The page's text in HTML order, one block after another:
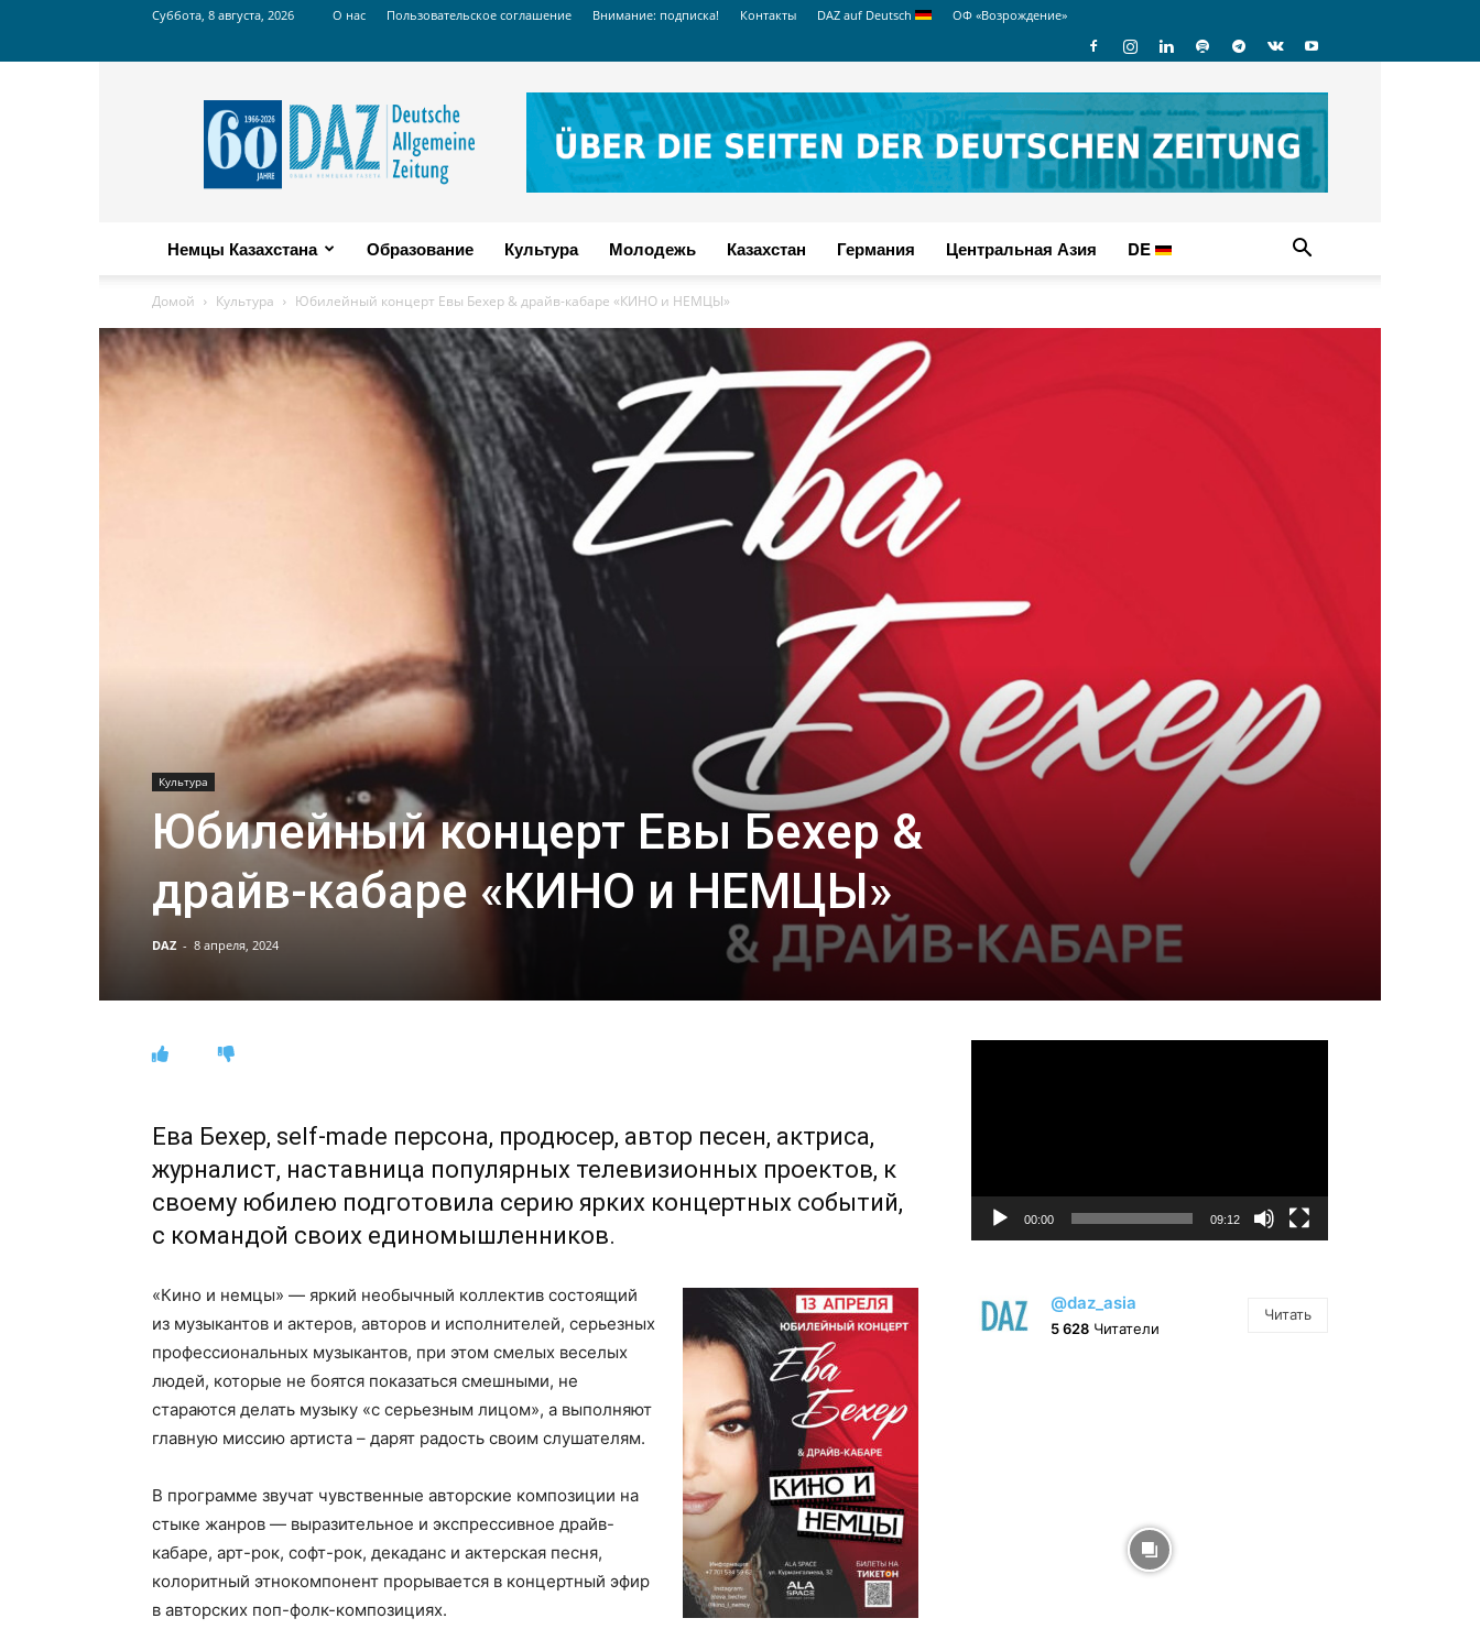
Суббота, 8 августа, 2026 О нас Пользовательское соглашение Внимание: подписка! Контакты DAZ auf Deutsch ОФ «Возрождение»
Russian
DAZ
Немцы Казахстана Образование Культура Молодежь Казахстан Германия Центральная Азия DE
Домой Культура Юбилейный концерт Евы Бехер & драйв-кабаре «КИНО и НЕМЦЫ»
Культура
Юбилейный концерт Евы Бехер &
драйв-кабаре «КИНО и НЕМЦЫ»
DAZ - 8 апреля, 2024
Ева Бехер, self-made персона, продюсер, автор песен, актриса,
журналист, наставница популярных телевизионных проектов, к
своему юбилею подготовила серию ярких концертных событий,
с командой своих единомышленников.
«Кино и немцы» — яркий необычный коллектив состоящий
из музыкантов и актеров, авторов и исполнителей, серьезных
профессиональных музыкантов, при этом смелых веселых
людей, которые не боятся показаться смешными, не
стараются делать музыку «с серьезным лицом», а выполняют
главную миссию артиста – дарят радость своим слушателям.
В программе звучат чувственные авторские композиции на
стыке жанров — выразительное и экспрессивное драйв-
кабаре, арт-рок, софт-рок, декаданс и актерская песня,
колоритный этнокомпонент прорывается в концертный эфир
в авторских поп-фолк-композициях.
00:00 09:12
@daz_asia
5 628 Читатели
Читать